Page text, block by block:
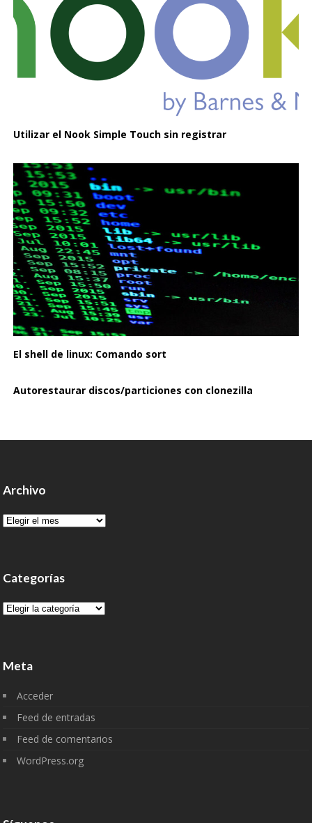
Utilizar el Nook Simple Touch sin registrar
El shell de linux: Comando sort
Autorestaurar discos/particiones con clonezilla
Archivo
Archivo
Categorías
Categorías
Meta
Acceder
Feed de entradas
Feed de comentarios
WordPress.org